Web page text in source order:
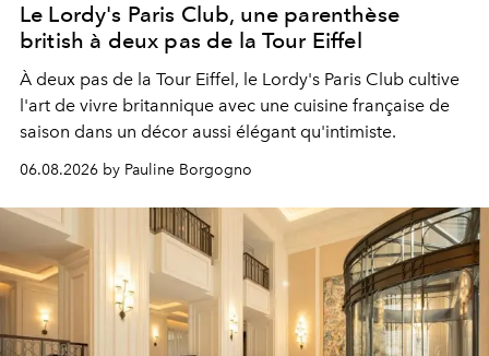
Le Lordy's Paris Club, une parenthèse
british à deux pas de la Tour Eiffel
À deux pas de la Tour Eiffel, le Lordy's Paris Club cultive
l'art de vivre britannique avec une cuisine française de
saison dans un décor aussi élégant qu'intimiste.
06.08.2026 by Pauline Borgogno